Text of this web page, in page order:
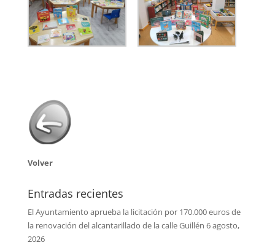
Volver
Entradas recientes
El Ayuntamiento aprueba la licitación por 170.000 euros de
la renovación del alcantarillado de la calle Guillén 6 agosto,
2026